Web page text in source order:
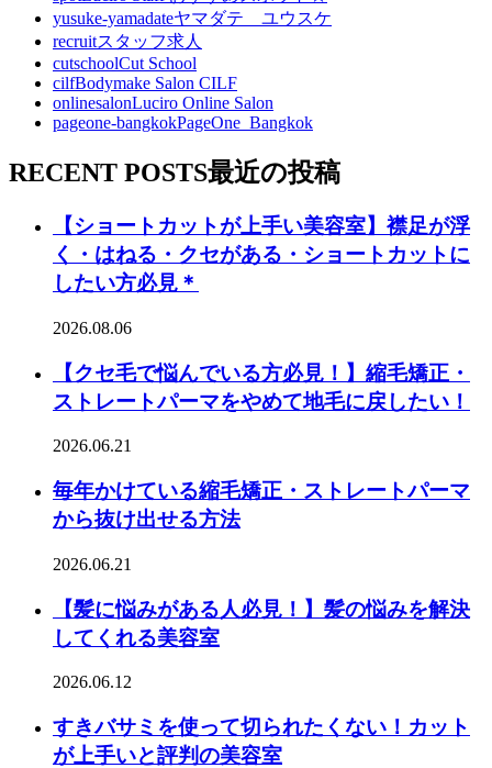
yusuke-yamadateヤマダテ ユウスケ
recruitスタッフ求人
cutschoolCut School
cilfBodymake Salon CILF
onlinesalonLuciro Online Salon
pageone-bangkokPageOne_Bangkok
RECENT POSTS最近の投稿
【ショートカットが上手い美容室】襟足が浮
く・はねる・クセがある・ショートカットに
したい方必見＊
2026.08.06
【クセ毛で悩んでいる方必見！】縮毛矯正・
ストレートパーマをやめて地毛に戻したい！
2026.06.21
毎年かけている縮毛矯正・ストレートパーマ
から抜け出せる方法
2026.06.21
【髪に悩みがある人必見！】髪の悩みを解決
してくれる美容室
2026.06.12
すきバサミを使って切られたくない！カット
が上手いと評判の美容室